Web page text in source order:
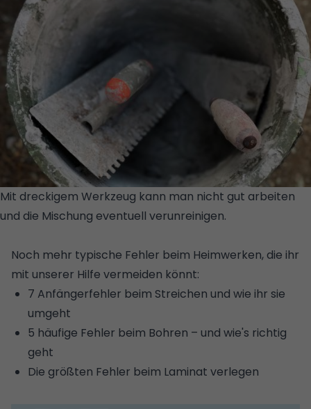
Mit dreckigem Werkzeug kann man nicht gut arbeiten
und die Mischung eventuell verunreinigen.
Noch mehr typische Fehler beim Heimwerken, die ihr
mit unserer Hilfe vermeiden könnt:
7 Anfängerfehler beim Streichen und wie ihr sie
umgeht
5 häufige Fehler beim Bohren – und wie's richtig
geht
Die größten Fehler beim Laminat verlegen